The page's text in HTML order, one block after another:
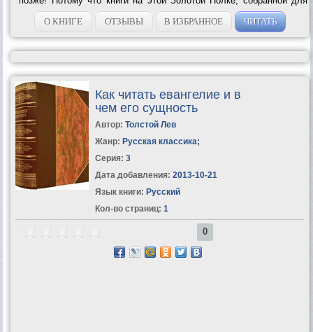
вас Мариэттой Чудаковой, так хитро написаны, что если вы
опоздаете и...
О КНИГЕ ОТЗЫВЫ В ИЗБРАННОЕ ЧИТАТЬ
Как читать евангелие и в
чем его сущность
Автор: Толстой Лев
Жанр: Русская классика;
Серия: 3
Дата добавления: 2013-10-21
Язык книги: Русский
Кол-во страниц: 1
0